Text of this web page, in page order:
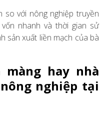
với nông nghiệp truyền
nhanh và thời gian sử
sản xuất liền mạch của bà
hay nhà
nghiệp tại